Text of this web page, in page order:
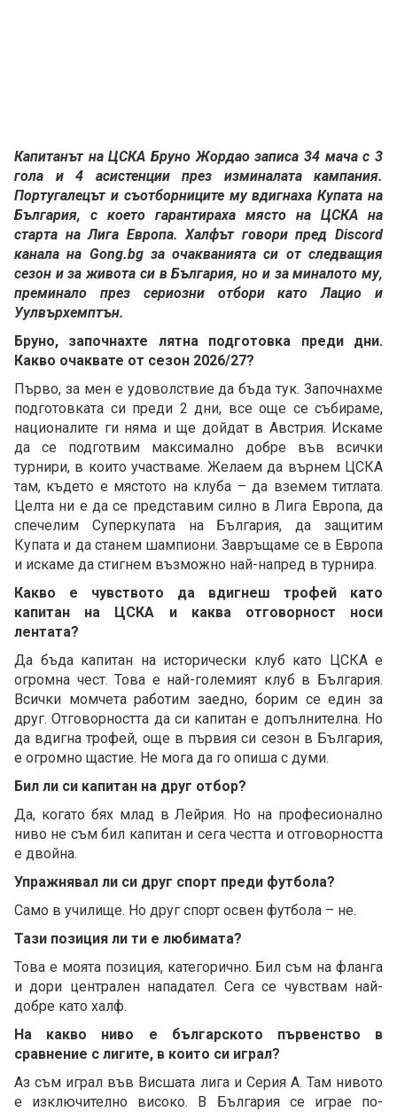
Капитанът на ЦСКА Бруно Жордао записа 34 мача с 3
гола и 4 асистенции през изминалата кампания.
Португалецът и съотборниците му вдигнаха Купата на
България, с което гарантираха място на ЦСКА на
старта на Лига Европа. Халфът говори пред Discord
канала на Gong.bg за очакванията си от следващия
сезон и за живота си в България, но и за миналото му,
преминало през сериозни отбори като Лацио и
Уулвърхемптън.
Бруно, започнахте лятна подготовка преди дни.
Какво очаквате от сезон 2026/27?
Първо, за мен е удоволствие да бъда тук. Започнахме
подготовката си преди 2 дни, все още се събираме,
националите ги няма и ще дойдат в Австрия. Искаме
да се подготвим максимално добре във всички
турнири, в които участваме. Желаем да върнем ЦСКА
там, където е мястото на клуба – да вземем титлата.
Целта ни е да се представим силно в Лига Европа, да
спечелим Суперкупата на България, да защитим
Купата и да станем шампиони. Завръщаме се в Европа
и искаме да стигнем възможно най-напред в турнира.
Какво е чувството да вдигнеш трофей като
капитан на ЦСКА и каква отговорност носи
лентата?
Да бъда капитан на исторически клуб като ЦСКА е
огромна чест. Това е най-големият клуб в България.
Всички момчета работим заедно, борим се един за
друг. Отговорността да си капитан е допълнителна. Но
да вдигна трофей, още в първия си сезон в България,
е огромно щастие. Не мога да го опиша с думи.
Бил ли си капитан на друг отбор?
Да, когато бях млад в Лейрия. Но на професионално
ниво не съм бил капитан и сега честта и отговорността
е двойна.
Упражнявал ли си друг спорт преди футбола?
Само в училище. Но друг спорт освен футбола – не.
Тази позиция ли ти е любимата?
Това е моята позиция, категорично. Бил съм на фланга
и дори централен нападател. Сега се чувствам най-
добре като халф.
На какво ниво е българското първенство в
сравнение с лигите, в които си играл?
Аз съм играл във Висшата лига и Серия А. Там нивото
е изключително високо. В България се играе по-